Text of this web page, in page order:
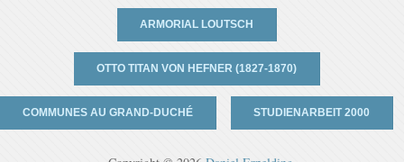
ARMORIAL LOUTSCH
OTTO TITAN VON HEFNER (1827-1870)
COMMUNES AU GRAND-DUCHÉ STUDIENARBEIT 2000